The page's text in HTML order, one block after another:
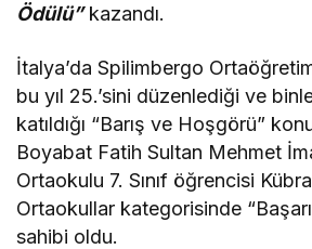
Ödülü”kazandı.
İtalya’da Spilimbergo
bu yıl 25.’sini düzenlediği ve
katıldığı “Barış ve Hoşgörü”
Boyabat Fatih Sultan Mehmet
Ortaokulu 7. Sınıf öğrencisi
Ortaokullar kategorisinde
sahibi oldu.